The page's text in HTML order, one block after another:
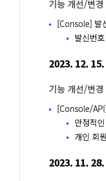
기능 개선/변경
[Console] 발
발신번
2023. 12. 15.
기능 개선/변경
[Console/
안정적
개인 회
2023. 11. 28.